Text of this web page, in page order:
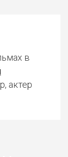
в
актер